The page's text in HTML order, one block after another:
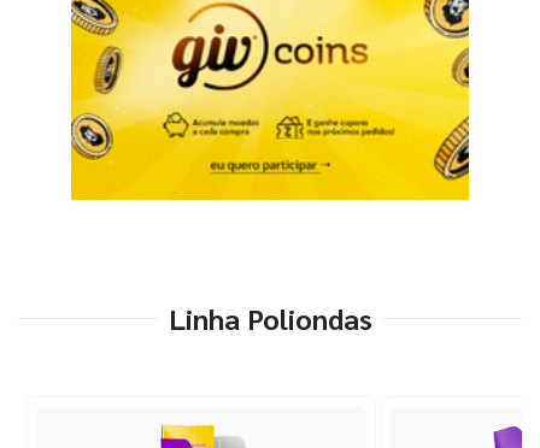
Linha Poliondas